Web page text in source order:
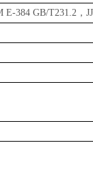
E-384 GB/T231.2 ，